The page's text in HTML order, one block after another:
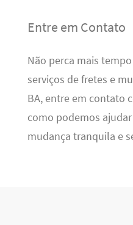
Entre em Contato
Não perca mais
serviços de fretes e
BA, entre em contato
como podemos
mudança tranquila e